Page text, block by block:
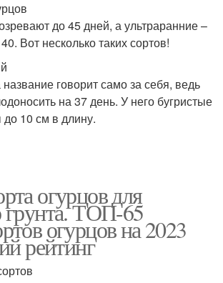
до 45 дней, а ультраранние –
Вот несколько таких сортов!
название говорит само за себя, ведь
на 37 день. У него бугристые
10 см в длину.
огурцов для
грунта. ТОП-65
огурцов на 2023
рейтинг